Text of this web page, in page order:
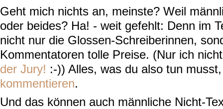
Geht mich nichts an, meinste? Weil
oder beides? Ha! - weit gefehlt: Denn im
nicht nur die Glossen-Schreiberinnen,
Kommentatoren tolle Preise. (Nur ich
der Jury! :-)) Alles, was du also tun
kommentieren.
Und das können auch männliche Nicht-